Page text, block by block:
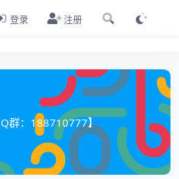
登录 注册
群： 188710777】